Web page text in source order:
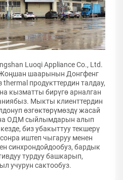
Luoqi Appliance Co., Ltd.
Жоңшан шаарынын Донгфенг
продукттердин талдау,
кызматты бирүгө арналган
Мыкты клиенттердин
өзгөктөрүмөздү жасай
ОДМ сыйлымдарын алып
биз убакыттуу текшерү
иштеп чыгаруу менен
синхрондойдообуз, бардык
турдуу башкарып,
учурун сактообуз.